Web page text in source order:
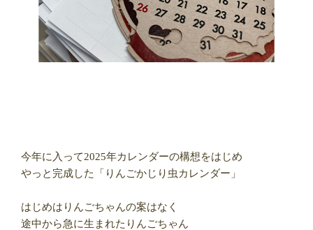
今年に入って2025年カレンダーの構想をはじめ
やっと完成した「りんごかじり虫カレンダー」
はじめはりんごちゃんの案はなく
途中から急に生まれたりんごちゃん